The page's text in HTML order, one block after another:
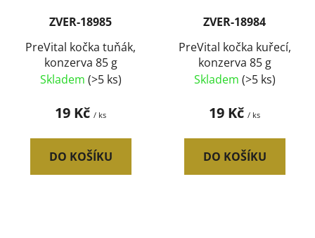
ZVER-18985
PreVital kočka tuňák,
konzerva 85 g
Skladem (>5 ks)
19 Kč / ks
DO KOŠÍKU
ZVER-18984
PreVital kočka kuřecí,
konzerva 85 g
Skladem (>5 ks)
19 Kč / ks
DO KOŠÍKU